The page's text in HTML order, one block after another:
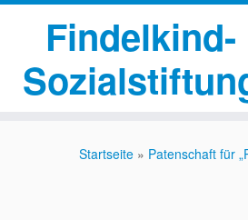
Findelkind-
Startseite » Patenschaft für